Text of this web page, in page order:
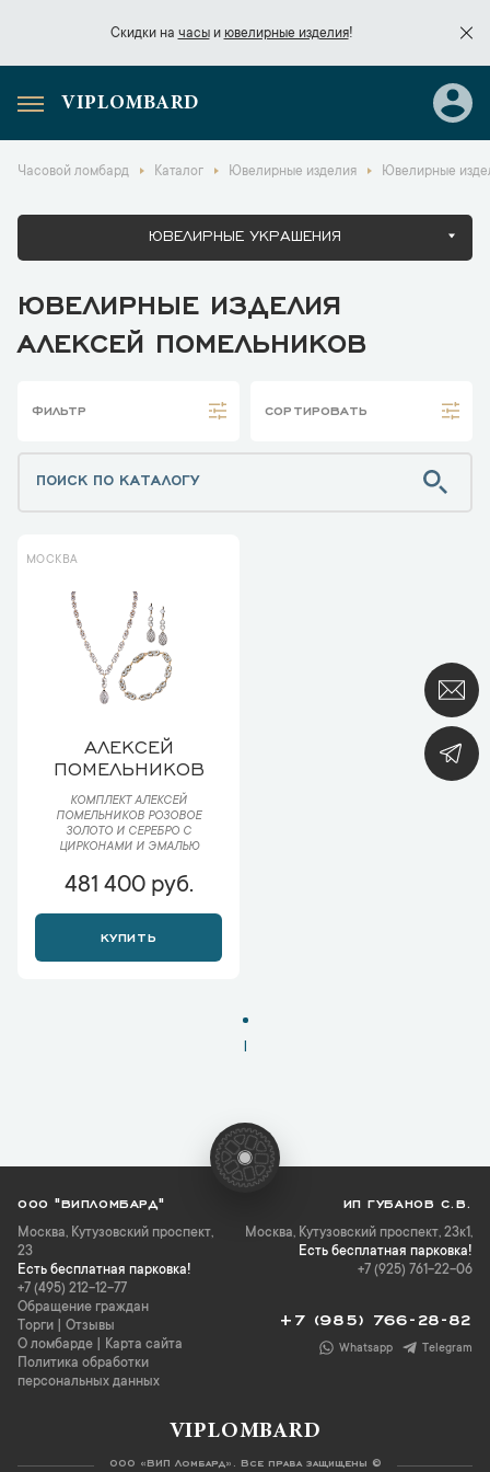
Скидки на часыи ювелирные изделия!
Скидки начасы
VIPLOMBARD
Часовой ломбард Каталог Ювелирные изделия Ювелирные
ЮВЕЛИРНЫЕ УКРАШЕНИЯ
ЮВЕЛИРНЫЕ ИЗДЕЛИЯ
АЛЕКСЕЙ ПОМЕЛЬНИКОВ
ФИЛЬТР СОРТИРОВАТЬ
МОСКВА
АЛЕКСЕЙ
ПОМЕЛЬНИКОВ
КОМПЛЕКТ АЛЕКСЕЙ
ПОМЕЛЬНИКОВ РОЗОВОЕ
ЗОЛОТО И СЕРЕБРО С
ЦИРКОНАМИ И ЭМАЛЬЮ
481 400 руб.
КУПИТЬ
1
ООО "ВИПЛОМБАРД"
Москва, Кутузовский проспект,
23
Есть бесплатная парковка!
+7 (495) 212-12-77
Обращение граждан
Торги
Отзывы
О ломбарде
Карта сайта
Политика обработки
персональных данных
ИП ГУБАНОВ С.В.
Москва, Кутузовский проспект, 23к1,
Есть бесплатная парковка!
+7 (925) 761-22-06
+7 (985) 766-28-82
Whatsapp Telegram
VIPLOMBARD
ООО «ВИП Ломбард». Все права защищены ©